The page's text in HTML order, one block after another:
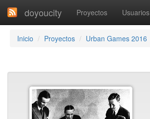
doyoucity Proyectos Usuarios
Inicio Proyectos Urban Games 2016